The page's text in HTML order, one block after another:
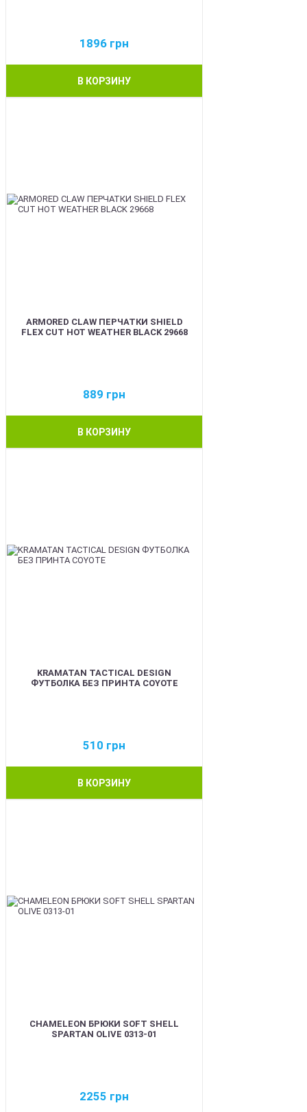
1896 грн
В КОРЗИНУ
ARMORED CLAW ПЕРЧАТКИ SHIELD
FLEX CUT HOT WEATHER BLACK 29668
889 грн
В КОРЗИНУ
KRAMATAN TACTICAL DESIGN
ФУТБОЛКА БЕЗ ПРИНТА COYOTE
510 грн
В КОРЗИНУ
CHAMELEON БРЮКИ SOFT SHELL
SPARTAN OLIVE 0313-01
2255 грн